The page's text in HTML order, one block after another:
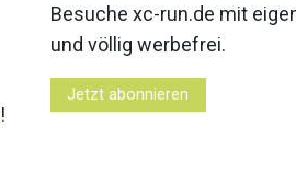
49
!
Besuche xc-run.de mit
und völlig werbefrei.
Jetzt abonnieren